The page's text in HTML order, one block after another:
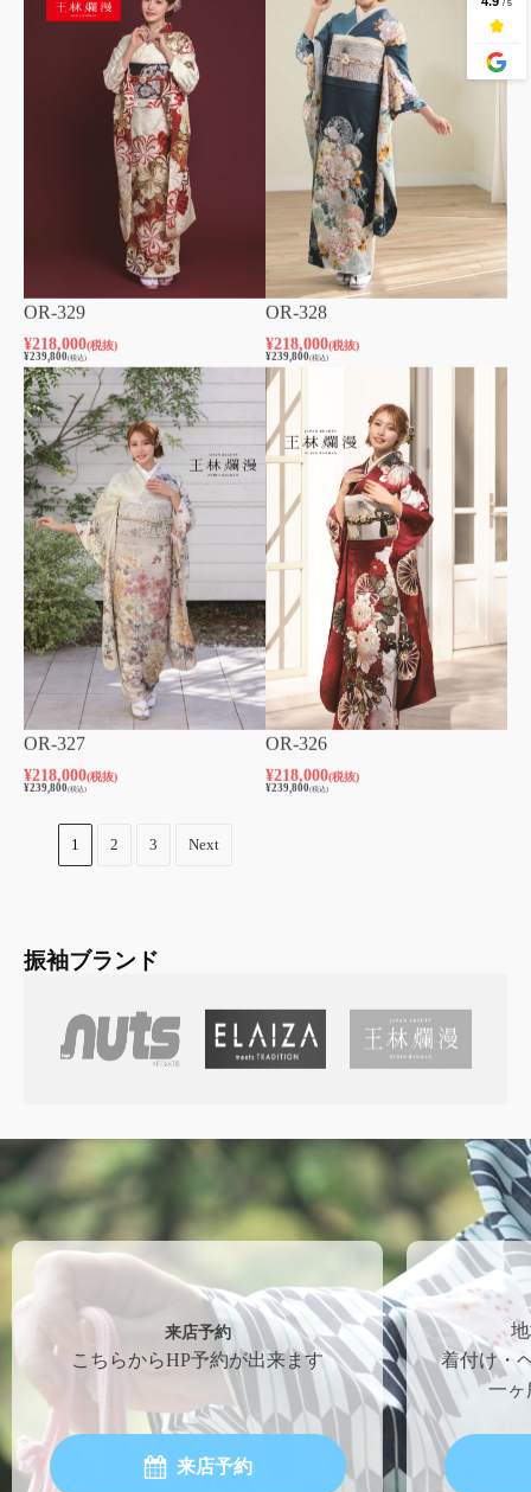
OR-329
¥218,000(税抜)
¥239,800(税込)
OR-328
¥218,000(税抜)
¥239,800(税込)
OR-327
¥218,000(税抜)
¥239,800(税込)
OR-326
¥218,000(税抜)
¥239,800(税込)
1 2 3 Next
振袖ブランド
来店予約
こちらからHP予約が出来ます
来店予約
着付け・
一ヶ